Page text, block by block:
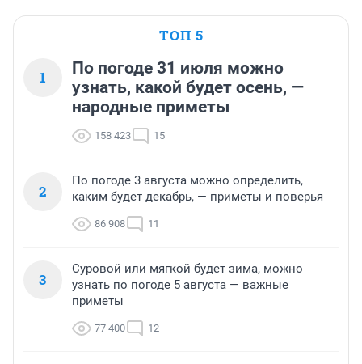
ТОП 5
1
По погоде 31 июля можно
узнать, какой будет осень, —
народные приметы
158 423 15
2
По погоде 3 августа можно определить,
каким будет декабрь, — приметы и поверья
86 908 11
3
Суровой или мягкой будет зима, можно
узнать по погоде 5 августа — важные
приметы
77 400 12